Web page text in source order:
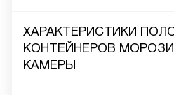
ХАРАКТЕРИСТИКИ
КОНТЕЙНЕРОВ
КАМЕРЫ